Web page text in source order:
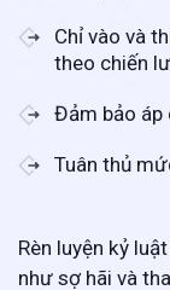
Chỉ vào và
theo chiến
Đảm bảo áp
Tuân thủ
Rèn luyện kỷ
như sợ hãi và